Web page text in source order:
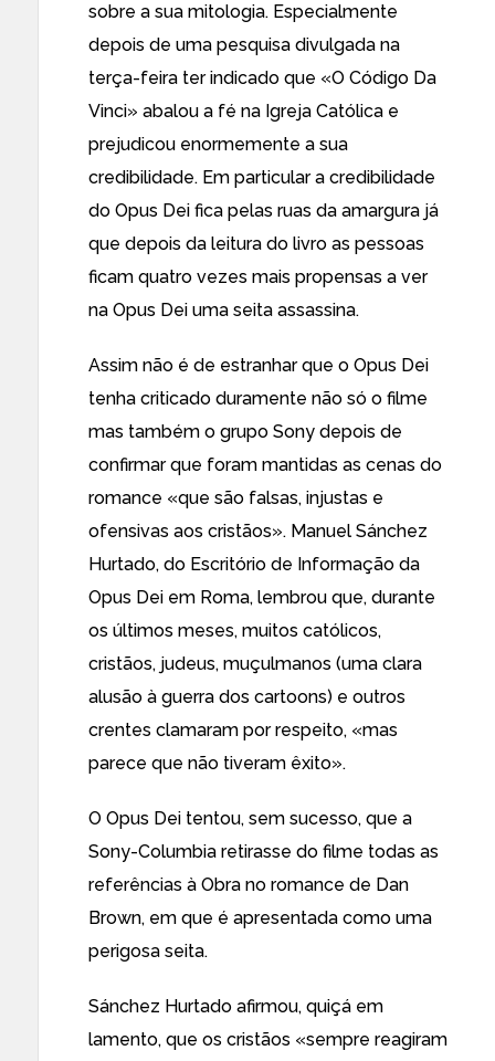
sobre a sua mitologia. Especialmente
depois de uma pesquisa divulgada na
terça-feira ter indicado que «O Código Da
Vinci» abalou a fé na Igreja Católica e
prejudicou enormemente a sua
credibilidade. Em particular a credibilidade
do Opus Dei fica pelas ruas da amargura já
que depois da leitura do livro as pessoas
ficam quatro vezes mais propensas a ver
na Opus Dei uma seita assassina.
Assim não é de estranhar que o Opus Dei
tenha criticado duramente não só o filme
mas também o grupo Sony depois de
confirmar que foram mantidas as cenas do
romance «que são falsas, injustas e
ofensivas aos cristãos». Manuel Sánchez
Hurtado, do Escritório de Informação da
Opus Dei em Roma, lembrou que, durante
os últimos meses, muitos católicos,
cristãos, judeus, muçulmanos (uma clara
alusão à guerra dos cartoons) e outros
crentes clamaram por respeito, «mas
parece que não tiveram êxito».
O Opus Dei tentou, sem sucesso, que a
Sony-Columbia retirasse do filme todas as
referências à Obra no romance de Dan
Brown, em que é apresentada como uma
perigosa seita.
Sánchez Hurtado afirmou, quiçá em
lamento, que os cristãos «sempre reagiram